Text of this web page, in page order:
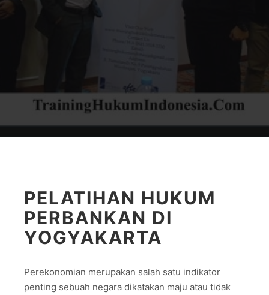
PELATIHAN HUKUM
PERBANKAN DI
YOGYAKARTA
Perekonomian merupakan salah satu indikator
penting sebuah negara dikatakan maju atau tidak